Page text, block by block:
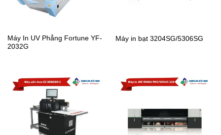
Máy In UV Phẳng Fortune YF-
2032G
Máy in bạt 3204SG/5306SG